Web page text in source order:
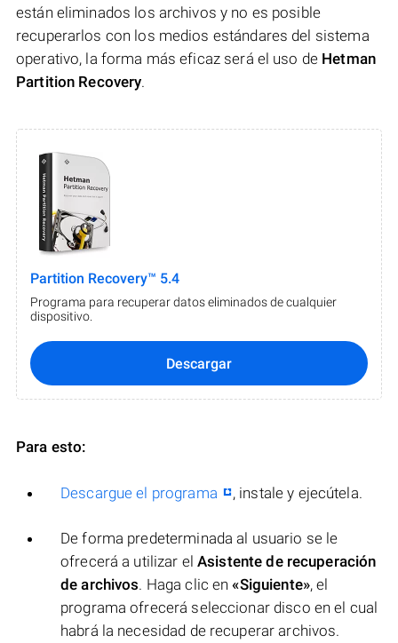
están eliminados los archivos y no es posible
recuperarlos con los medios estándares del sistema
operativo, la forma más eficaz será el uso de Hetman
Partition Recovery.
Partition Recovery™ 5.4
Programa para recuperar datos eliminados de cualquier
dispositivo.
Descargar
Para esto:
Descargue el programa , instale y ejecútela.
De forma predeterminada al usuario se le
ofrecerá a utilizar elAsistente de recuperación
de archivos. Haga clic en«Siguiente», el
programa ofrecerá seleccionar disco en el cual
habrá la necesidad de recuperar archivos.